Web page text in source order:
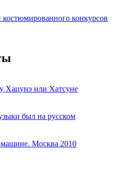
костюмированного конкурсов
Хацунэ или Хатсуне
был на русском
Москва 2010